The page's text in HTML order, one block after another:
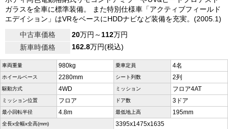
ガラスを全車に標準装備。 また特別仕様車「アクティブフィールド
エデイション」はVRをベースにHDDナビなど装備を充実。(2005.1)
中古車価格
20万円～112万円
新車時価格
162.8万円(税込)
車両重量 980kg 乗車定員 4名
ホイールベース 2280mm シート列数 2列
駆動方式 4WD ミッション フロア4AT
ミッション位置 フロア ドア数 3ドア
最小回転半径 4.8m 最低地上高 195mm
全長x全幅x全高(mm) 3395x1475x1635